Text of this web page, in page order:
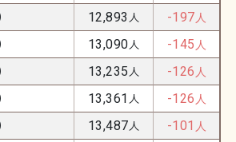
12,893人 -197人
13,090人 -145 人
13,235人 -126 人
13,361 人 -126 人
13,487人 -101 人